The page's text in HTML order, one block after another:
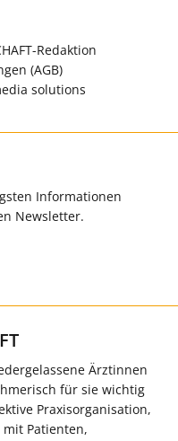
Redaktion
(AGB)
solutions
Informationen
Newsletter.
Ärztinnen
für sie wichtig
Praxisorganisation,
Patienten,